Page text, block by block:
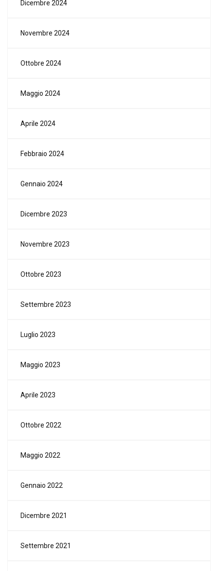
Dicembre 2024
Novembre 2024
Ottobre 2024
Maggio 2024
Aprile 2024
Febbraio 2024
Gennaio 2024
Dicembre 2023
Novembre 2023
Ottobre 2023
Settembre 2023
Luglio 2023
Maggio 2023
Aprile 2023
Ottobre 2022
Maggio 2022
Gennaio 2022
Dicembre 2021
Settembre 2021